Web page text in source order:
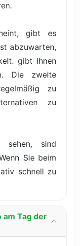
gibt es
abzuwarten,
gibt Ihnen
Die zweite
zu
zu
sind
Sie beim
schnell zu
am Tag der